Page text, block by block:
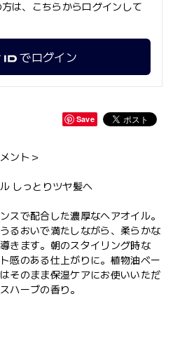
は、こちらからログインして
でログイン
Save
ント＞
しっとりツヤ髪へ
スで配合した濃厚なヘアオイル。
るおいで満たしながら、柔らかな
きます。朝のスタイリング時な
感のある仕上がりに。植物油ベー
そのまま保湿ケアにお使いいただ
ハーブの香り。